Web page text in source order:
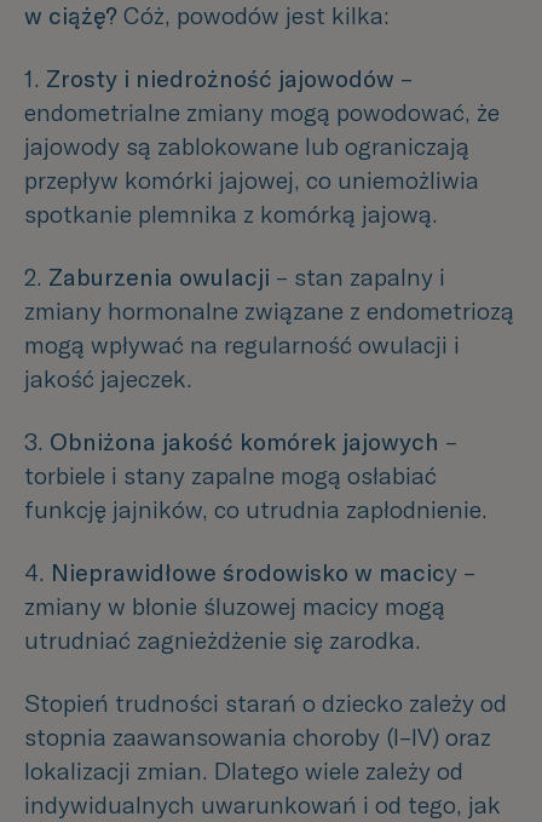
w ciążę? Cóż, powodów jest kilka:
1. Zrosty i niedrożność jajowodów –
endometrialne zmiany mogą powodować, że
jajowody są zablokowane lub ograniczają
przepływ komórki jajowej, co uniemożliwia
spotkanie plemnika z komórką jajową.
2. Zaburzenia owulacji – stan zapalny i
zmiany hormonalne związane z endometriozą
mogą wpływać na regularność owulacji i
jakość jajeczek.
3. Obniżona jakość komórek jajowych –
torbiele i stany zapalne mogą osłabiać
funkcję jajników, co utrudnia zapłodnienie.
4. Nieprawidłowe środowisko w macicy –
zmiany w błonie śluzowej macicy mogą
utrudniać zagnieżdżenie się zarodka.
Stopień trudności starań o dziecko zależy od
stopnia zaawansowania choroby (I–IV) oraz
lokalizacji zmian. Dlatego wiele zależy od
indywidualnych uwarunkowań i od tego, jak